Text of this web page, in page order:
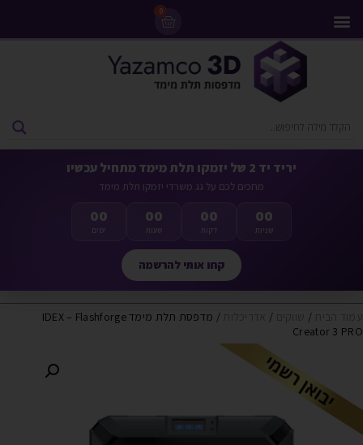
0
יריד יד 2 של יזמקו תלת מימד מתחיל עכשיו
מחכים לכם על גג משרדי יזמקו תלת מימד
00
ימים
00
שעות
00
דקות
00
שניות
קחו אותי להרשמה
/
/
/ מדפסת תלת מימד IDEX – Flashforge
Creator 3 PRO